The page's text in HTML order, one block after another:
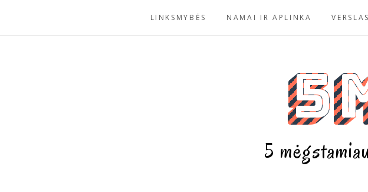
LINKSMYBĖS NAMAI IR APLINKA
5